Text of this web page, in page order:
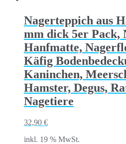
Nagerteppich aus
mm dick 5er Pack,
Hanfmatte,
Käfig
Kaninchen,
Hamster, Degus,
Nagetiere
32,90 €
inkl. 19 % MwSt.